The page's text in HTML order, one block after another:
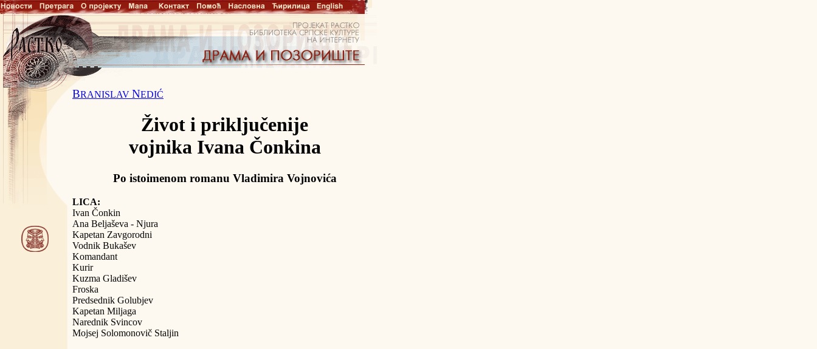
BRANISLAV NEDIĆ
Život i priključenije
vojnika Ivana Čonkina
Po istoimenom romanu Vladimira Vojnovića
LICA:
Ivan Čonkin
Ana Beljaševa - Njura
Kapetan Zavgorodni
Vodnik Bukašev
Komandant
Kurir
Kuzma Gladišev
Froska
Predsednik Golubjev
Kapetan Miljaga
Narednik Svincov
Mojsej Solomonovič Staljin